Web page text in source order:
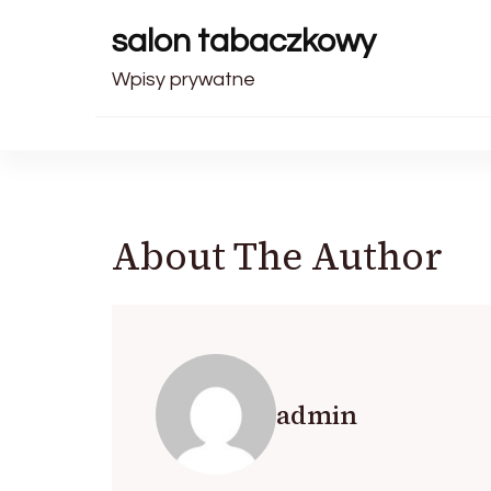
salon tabaczkowy
Wpisy prywatne
About The Author
admin